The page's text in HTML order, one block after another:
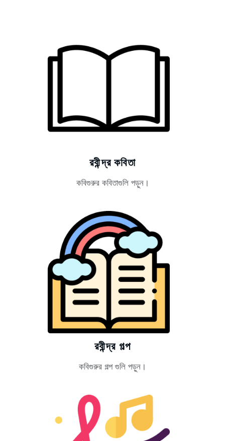
রবীন্দ্র কবিতা
কবিগুরুর কবিতাগুলি পড়ুন।
রবীন্দ্র গল্প
কবিগুরুর গল্প গুলি পড়ুন।